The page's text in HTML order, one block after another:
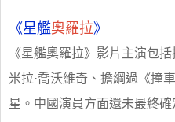
《星艦奧羅拉》
《星艦奧羅拉》影片主演包
米拉·喬沃維奇、擔綱過《撞
星。中國演員方面還未最終